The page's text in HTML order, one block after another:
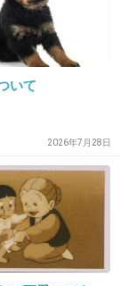
っぱガルち
-11
いて
2026年7月28日